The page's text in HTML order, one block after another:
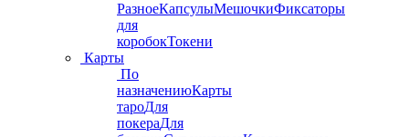
РазноеКапсулыМешочкиФиксаторы
для
коробокТокени
Карты
По
назначениюКарты
тароДля
покераДля